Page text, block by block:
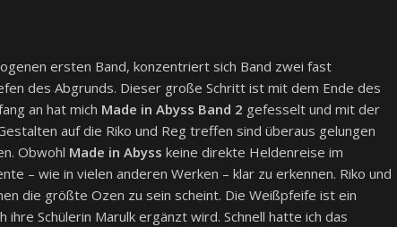
ersten Band, konzentriert sich Band zwei fast
des Abgrunds. Dieser große Schritt ist mit dem Ende des
an hat mich Made in Abyss Band 2 gefesselt und mit der
auf die Riko und Reg treffen sind überaus gelungen
Obwohl Made in Abyss keine direkte Heldenreise im
– wie in vielen anderen Werken – klar zu erkennen. Riko und
die größte Ozen zu sein scheint. Die Weißpfeife ist ein
Schülerin Marulk ergänzt wird. Schnell hatte ich das